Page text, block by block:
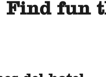
Find fun